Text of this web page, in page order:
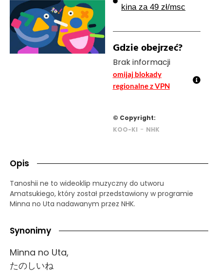
kina za 49 zł/msc
Gdzie obejrzeć?
Brak informacji
omijaj blokady
regionalne z VPN
© Copyright:
KOO-KI - NHK
Opis
Tanoshii ne to wideoklip muzyczny do utworu
Amatsukiego, który został przedstawiony w programie
Minna no Uta nadawanym przez NHK.
Synonimy
Minna no Uta,
たのしいね